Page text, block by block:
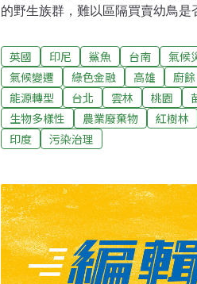
的野生族群，難以區隔買賣幼鳥
蒼鷹、紅尾鵟、紅鳶、栗翅鷹及遊
族群，其他四種在台灣則沒有野外
外，在台灣也已有人工繁殖遊隼幼
否環保難辨別 環署思考要標示碳
琳瑯滿目，但很多在回收或處理上
有清楚定義「環保」或「永續」。
特定條件下才能宣稱環保材質，
導）
英國 印尼 鯊魚 台南 氣候
氣候變遷
綠色金融 高雄 廚餘
能源轉型
台北 雲林 桃園
生物多樣性
農業廢棄物 紅樹林
印度
污染治理